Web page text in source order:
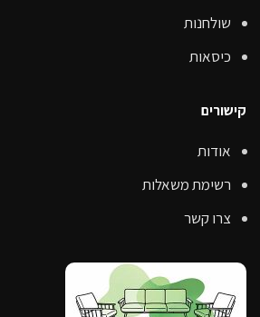
שולחנות
כיסאות
קישורים
אודות
רשימת משאלות
צרו קשר